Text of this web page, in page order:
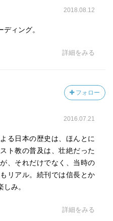
たい一冊です。
2018.08.12
ィング。
詳細をみる
フォロー
2016.07.21
る日本の歴史は、ほんとに
ト教の普及は、壮絶だった
、それだけでなく、当時の
リアル。続刊では信長とか
み。
詳細をみる